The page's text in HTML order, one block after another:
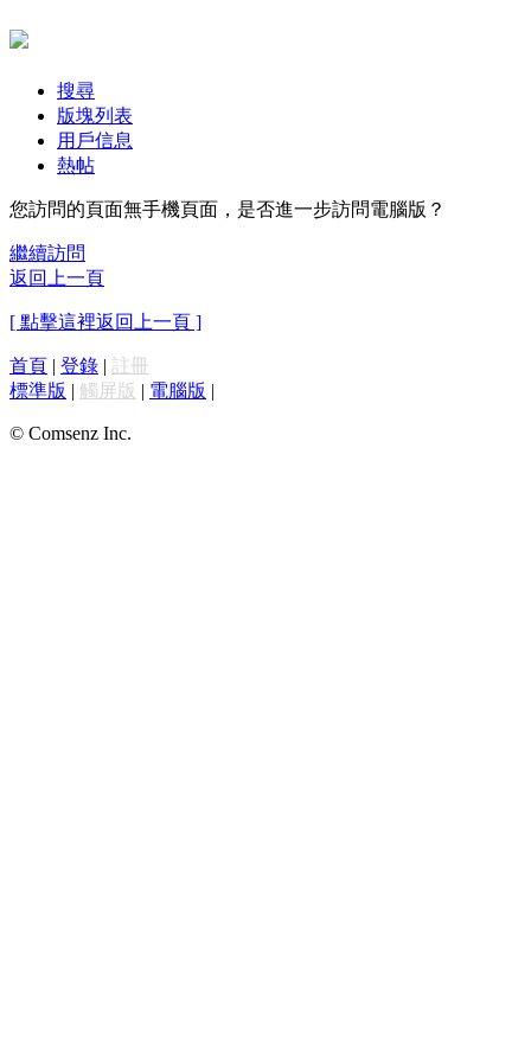
搜尋
版塊列表
用戶信息
熱帖
您訪問的頁面無手機頁面，是否進一步訪問電腦版？
繼續訪問
返回上一頁
[ 點擊這裡返回上一頁 ]
首頁 | 登錄 | 註冊
標準版 | 觸屏版 | 電腦版 |
© Comsenz Inc.